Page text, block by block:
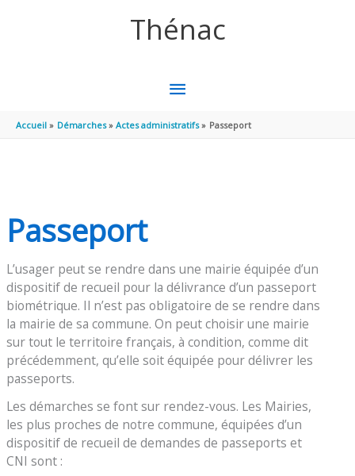
Thénac
MENU
PRINCIPAL
Accueil Démarches Actes administratifs Passeport
Passeport
L’usager peut se rendre dans une mairie équipée d’un
dispositif de recueil pour la délivrance d’un passeport
biométrique. Il n’est pas obligatoire de se rendre dans
la mairie de sa commune. On peut choisir une mairie
sur tout le territoire français, à condition, comme dit
précédemment, qu’elle soit équipée pour délivrer les
passeports.
Les démarches se font sur rendez-vous. Les Mairies,
les plus proches de notre commune, équipées d’un
dispositif de recueil de demandes de passeports et
CNI sont :